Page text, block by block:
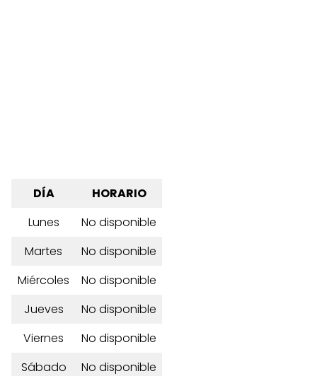
DÍA
HORARIO
Lunes
No disponible
Martes
No disponible
Miércoles
No disponible
Jueves
No disponible
Viernes
No disponible
Sábado
No disponible